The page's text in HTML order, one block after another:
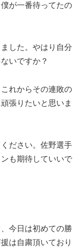
が一番待ってたの
した。やはり自分
いですか？
れからその連敗の
張りたいと思いま
ださい。佐野選手
も期待していいで
今日は初めての勝
は自粛頂いており